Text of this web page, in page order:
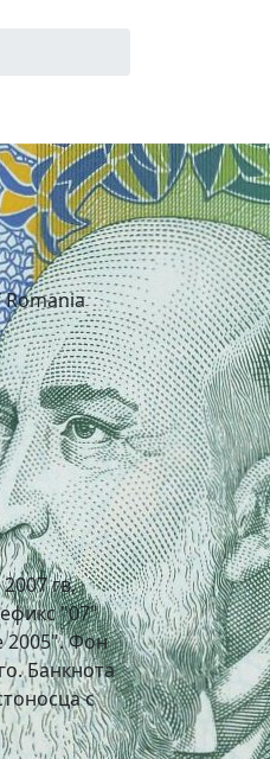
гв,
"07"
2005". Фон
Банкнота
с